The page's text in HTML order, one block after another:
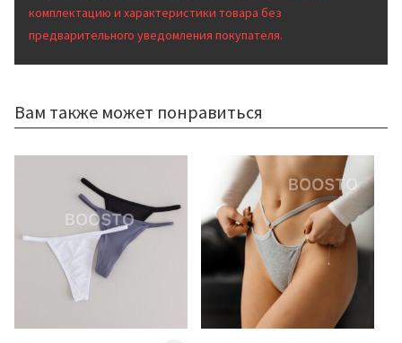
комплектацию и характеристики товара без
предварительного уведомления покупателя.
Вам также может понравиться